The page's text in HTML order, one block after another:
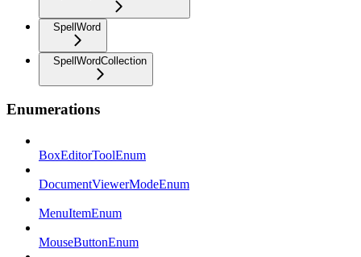
SpellWord
SpellWordCollection
Enumerations
BoxEditorToolEnum
DocumentViewerModeEnum
MenuItemEnum
MouseButtonEnum